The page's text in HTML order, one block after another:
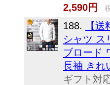
2,590円
188.
【
シャツ ス
ブロード
長袖 きれ
ギフト対